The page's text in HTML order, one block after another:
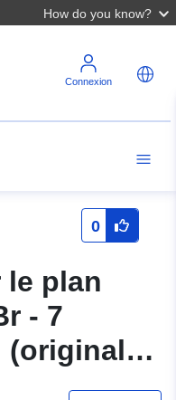
How do you know?
Connexion
0
le plan
- 7
(original)